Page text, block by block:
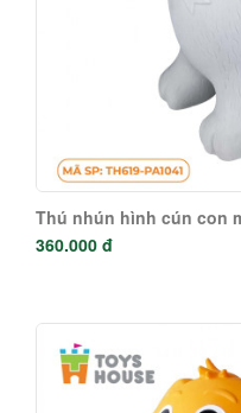
Thú nhún hình cún con
360.000 đ